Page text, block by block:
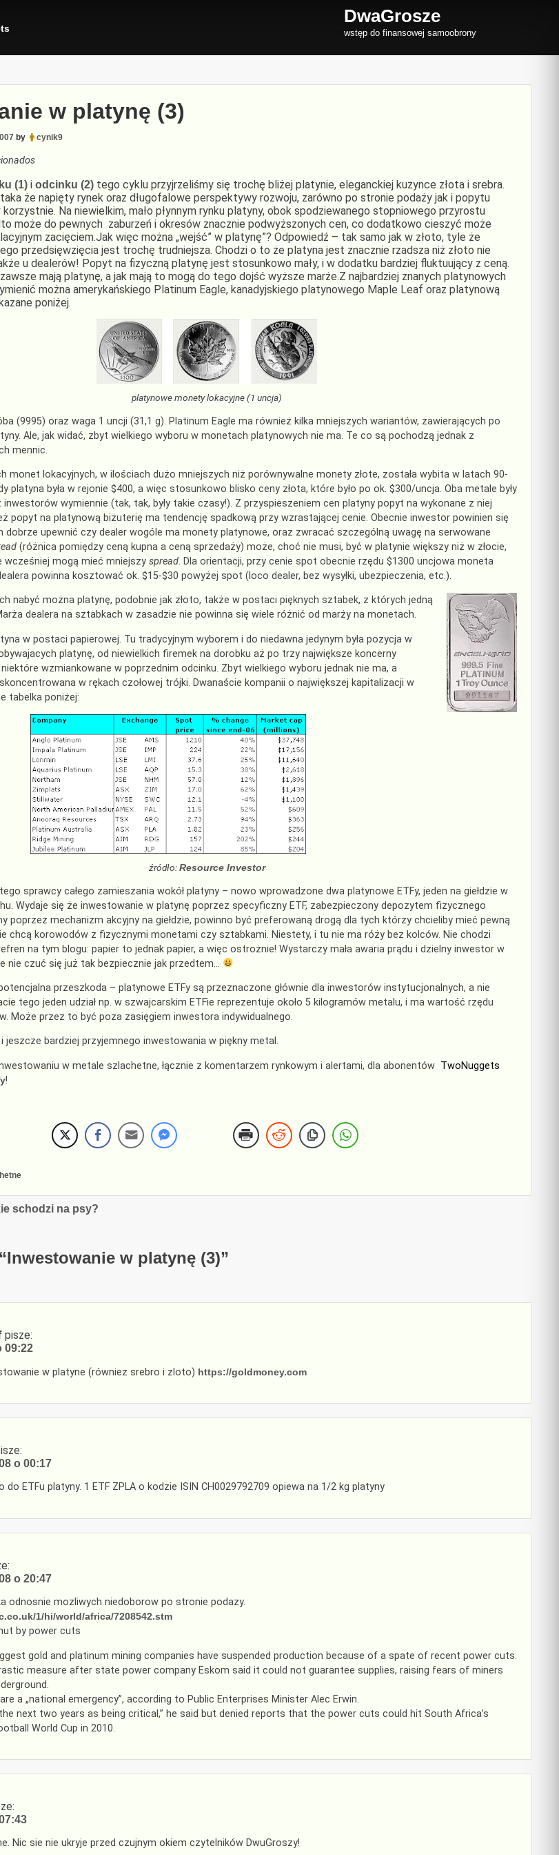
DwaGrosze
wstęp do finansowej samoobrony
w platynę (3)
by cynik9
(1)i odcinku (2)tego cyklu przyjrzeliśmy się trochę bliżej platynie, eleganckiej kuzynce złota i srebra.
taka że napięty rynek oraz długofalowe perspektywy rozwoju, zarówno po stronie podaży jak i popytu
Na niewielkim, mało płynnym rynku platyny, obok spodziewanego stopniowego przyrostu
może do pewnych zaburzeń i okresów znacznie podwyższonych cen, co dodatkowo cieszyć może
zacięciem.Jak więc można „wejść” w platynę”? Odpowiedź – tak samo jak w złoto, tyle że
przedsięwzięcia jest trochę trudniejsza. Chodzi o to że platyna jest znacznie rzadsza niż złoto nie
u dealerów! Popyt na fizyczną platynę jest stosunkowo mały, i w dodatku bardziej fluktuujący z ceną.
mają platynę, a jak mają to mogą do tego dojść wyższe marże.Z najbardziej znanych platynowych
można amerykańskiego Platinum Eagle, kanadyjskiego platynowego Maple Leaf oraz platynową
poniżej.
platynowe monety lokacyjne (1 uncja)
(9995) oraz waga 1 uncji (31,1 g). Platinum Eagle ma również kilka mniejszych wariantów, zawierających po
Ale, jak widać, zbyt wielkiego wyboru w monetach platynowych nie ma. Te co są pochodzą jednak z
mennic.
monet lokacyjnych, w ilościach dużo mniejszych niż porównywalne monety złote, została wybita w latach 90-
platyna była w rejonie $400, a więc stosunkowo blisko ceny złota, które było po ok. $300/uncja. Oba metale były
wymiennie (tak, tak, były takie czasy!). Z przyspieszeniem cen platyny popyt na wykonane z niej
popyt na platynową biżuterię ma tendencję spadkową przy wzrastającej cenie. Obecnie inwestor powinien się
dobrze upewnić czy dealer wogóle ma monety platynowe, oraz zwracać szczególną uwagę na serwowane
(różnica pomiędzy ceną kupna a ceną sprzedaży) może, choć nie musi, być w platynie większy niż w złocie,
mogą mieć mniejszy spread. Dla orientacji, przy cenie spot obecnie rzędu $1300 uncjowa moneta
powinna kosztować ok. $15-$30 powyżej spot (loco dealer, bez wysyłki, ubezpieczenia, etc.).
nabyć można platynę, podobnie jak złoto, także w postaci pięknych sztabek, z których jedną
dealera na sztabkach w zasadzie nie powinna się wiele różnić od marży na monetach.
w postaci papierowej. Tu tradycyjnym wyborem i do niedawna jedynym była pozycja w
platynę, od niewielkich firemek na dorobku aż po trzy największe koncerny
wzmiankowane w poprzednim odcinku. Zbyt wielkiego wyboru jednak nie ma, a
w rękach czołowej trójki. Dwanaście kompanii o największej kapitalizacji w
tabelka poniżej:
źródło: Resource Investor
sprawcy całego zamieszania wokół platyny – nowo wprowadzone dwa platynowe ETFy, jeden na giełdzie w
Wydaje się że inwestowanie w platynę poprzez specyficzny ETF, zabezpieczony depozytem fizycznego
poprzez mechanizm akcyjny na giełdzie, powinno być preferowaną drogą dla tych którzy chcieliby mieć pewną
chcą korowodów z fizycznymi monetami czy sztabkami. Niestety, i tu nie ma róży bez kolców. Nie chodzi
na tym blogu: papier to jednak papier, a więc ostrożnie! Wystarczy mała awaria prądu i dzielny inwestor w
nie czuć się już tak bezpiecznie jak przedtem…
przeszkoda – platynowe ETFy są przeznaczone głównie dla inwestorów instytucjonalnych, a nie
tego jeden udział np. w szwajcarskim ETFie reprezentuje około 5 kilogramów metalu, i ma wartość rzędu
Może przez to być poza zasięgiem inwestora indywidualnego.
jeszcze bardziej przyjemnego inwestowania w piękny metal.
w metale szlachetne, łącznie z komentarzem rynkowym i alertami, dla abonentów TwoNuggets
!
schodzi na psy?
Inwestowanie w platynę (3)”
pisze:
09:22
w platyne (równiez srebro i zloto) https://goldmoney.com
o 00:17
do ETFu platyny. 1 ETF ZPLA o kodzie ISIN CH0029792709 opiewa na 1/2 kg platyny
o 20:47
odnosnie mozliwych niedoborow po stronie podazy.
1/hi/world/africa/7208542.stm
by power cuts
gold and platinum mining companies have suspended production because of a spate of recent power cuts.
measure after state power company Eskom said it could not guarantee supplies, raising fears of miners
a „national emergency”, according to Public Enterprises Minister Alec Erwin.
next two years as being critical,” he said but denied reports that the power cuts could hit South Africa’s
World Cup in 2010.
Nic sie nie ukryje przed czujnym okiem czytelników DwuGroszy!